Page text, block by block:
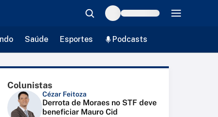
Saúde Esportes Podcasts
Colunistas
Cézar Feitoza
Derrota de Moraes no STF deve
beneficiar Mauro Cid